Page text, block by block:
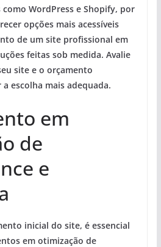
WordPress e Shopify, por
opções mais acessíveis
de um site profissional em
feitas sob medida. Avalie
site e o orçamento
escolha mais adequada.
em
de
e
inicial do site, é essencial
em otimização de